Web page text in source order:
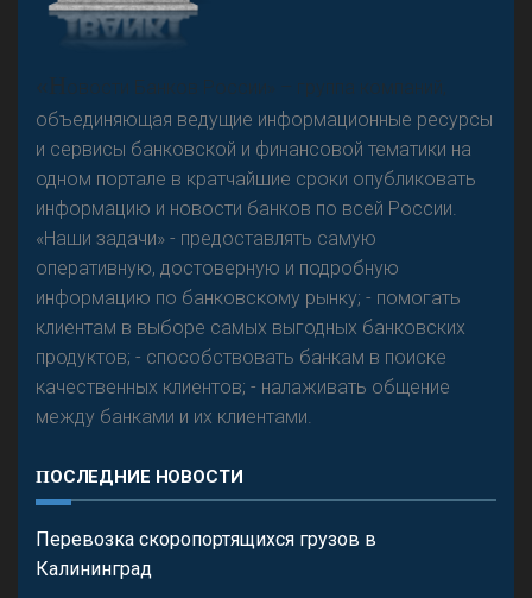
«Н
овости Банков России» – группа компаний,
объединяющая ведущие информационные ресурсы
и сервисы банковской и финансовой тематики на
одном портале в кратчайшие сроки опубликовать
информацию и новости банков по всей России.
«Наши задачи» - предоставлять самую
оперативную, достоверную и подробную
информацию по банковскому рынку; - помогать
клиентам в выборе самых выгодных банковских
продуктов; - способствовать банкам в поиске
качественных клиентов; - налаживать общение
между банками и их клиентами.
ПОСЛЕДНИЕ НОВОСТИ
Перевозка скоропортящихся грузов в
Калининград